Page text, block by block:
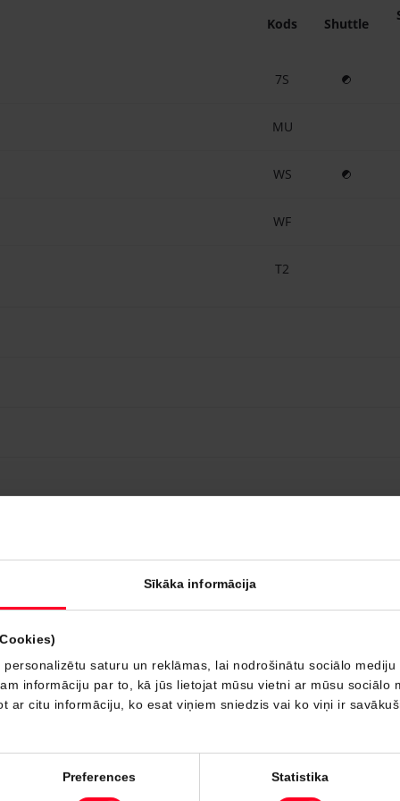
Sīkāka informācija
saturu un reklāmas, lai nodrošinātu sociālo mediju
informāciju par to, kā jūs lietojat mūsu vietni ar mūsu sociālo
ar citu informāciju, ko esat viņiem sniedzis vai ko viņi ir
Preferences Statistika
Kods Shuttle
7S
MU
WS
WF
T2